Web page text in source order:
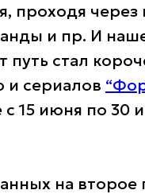
проходя через
и пр. И
путь стал
и сериалов
15 июня по 30
на второе